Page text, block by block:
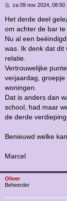
B
r
i
c
t
za 09 nov 2024, 08:50
Het derde deel
om achter de bar
Nu al een
was. Ik denk dat dit
relatie.
Vertrouwelijke
verjaardag,
woningen.
Dat is anders dan
school, had maar
de derde verdieping.
Benieuwd welke
Marcel
Oliver
Beheerder